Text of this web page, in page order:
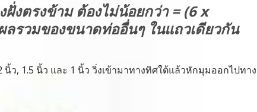
งตรงข้าม ต้องไม่น้อยกว่า = (6 x
รวมของขนาดท่ออื่นๆ ในแถวเดียวกัน
ว, 1.5 นิ้ว และ 1 นิ้ว วิ่งเข้ามาทางทิศใต้แล้วหักมุมออกไปทาง